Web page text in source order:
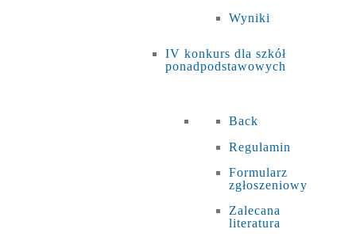
Wyniki
IV konkurs dla szkół
ponadpodstawowych
Back
Regulamin
Formularz
zgłoszeniowy
Zalecana
literatura